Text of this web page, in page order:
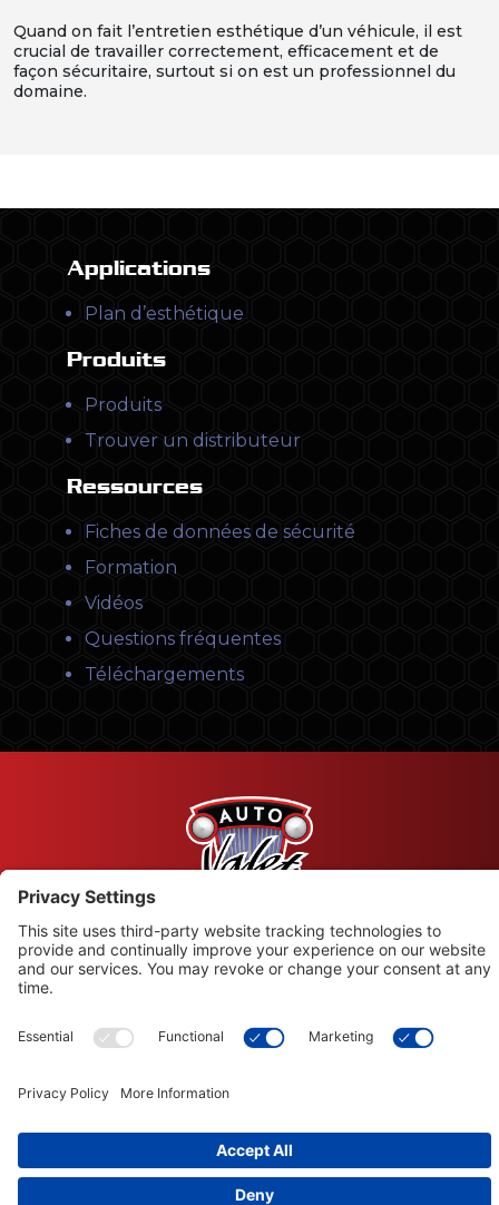
Quand on fait l’entretien esthétique d’un véhicule, il est
crucial de travailler correctement, efficacement et de
façon sécuritaire, surtout si on est un professionnel du
domaine.
Applications
Plan d’esthétique
Produits
Produits
Trouver un distributeur
Ressources
Fiches de données de sécurité
Formation
Vidéos
Questions fréquentes
Téléchargements
© Copyright 2026 Leysons Ltd.
1366 Sandhill Drive, Ancaster, ON L9G 4V5
Politique en matière de cookies